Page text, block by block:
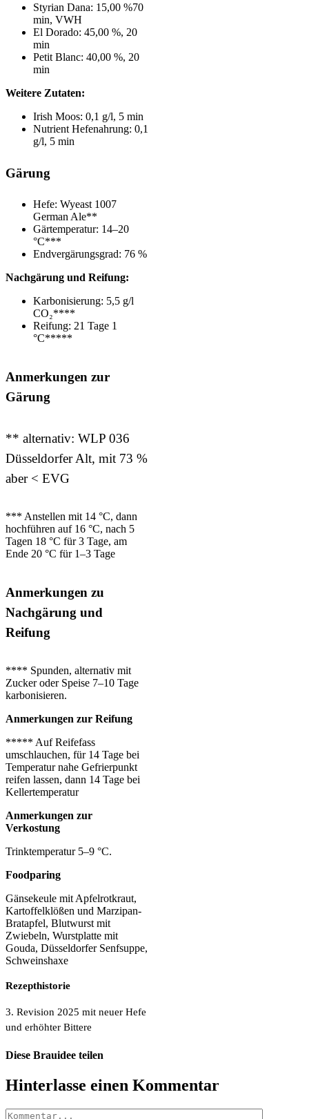
Styrian Dana: 15,00 %70
min, VWH
El Dorado: 45,00 %, 20
min
Petit Blanc: 40,00 %, 20
min
Weitere Zutaten:
Irish Moos: 0,1 g/l, 5 min
Nutrient Hefenahrung: 0,1
g/l, 5 min
Gärung
Hefe: Wyeast 1007
German Ale**
Gärtemperatur: 14–20
°C***
Endvergärungsgrad: 76 %
Nachgärung und Reifung:
Karbonisierung: 5,5 g/l
CO₂****
Reifung: 21 Tage 1
°C*****
Anmerkungen zur
Gärung
** alternativ: WLP 036
Düsseldorfer Alt, mit 73 %
aber < EVG
*** Anstellen mit 14 °C, dann
hochführen auf 16 °C, nach 5
Tagen 18 °C für 3 Tage, am
Ende 20 °C für 1–3 Tage
Anmerkungen zu
Nachgärung und
Reifung
**** Spunden, alternativ mit
Zucker oder Speise 7–10 Tage
karbonisieren.
Anmerkungen zur Reifung
***** Auf Reifefass
umschlauchen, für 14 Tage bei
Temperatur nahe Gefrierpunkt
reifen lassen, dann 14 Tage bei
Kellertemperatur
Anmerkungen zur
Verkostung
Trinktemperatur 5–9 °C.
Foodparing
Gänsekeule mit Apfelrotkraut,
Kartoffelklößen und Marzipan-
Bratapfel, Blutwurst mit
Zwiebeln, Wurstplatte mit
Gouda, Düsseldorfer Senfsuppe,
Schweinshaxe
Rezepthistorie
3. Revision 2025 mit neuer Hefe
und erhöhter Bittere
Diese Brauidee teilen
Facebook
X
Pinterest
E-
Mail
Hinterlasse einen Kommentar
Kommentar